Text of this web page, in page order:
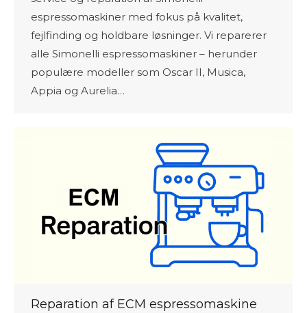
espressomaskiner med fokus på kvalitet,
fejlfinding og holdbare løsninger. Vi reparerer
alle Simonelli espressomaskiner – herunder
populære modeller som Oscar II, Musica,
Appia og Aurelia…
Reparation af ECM espressomaskine